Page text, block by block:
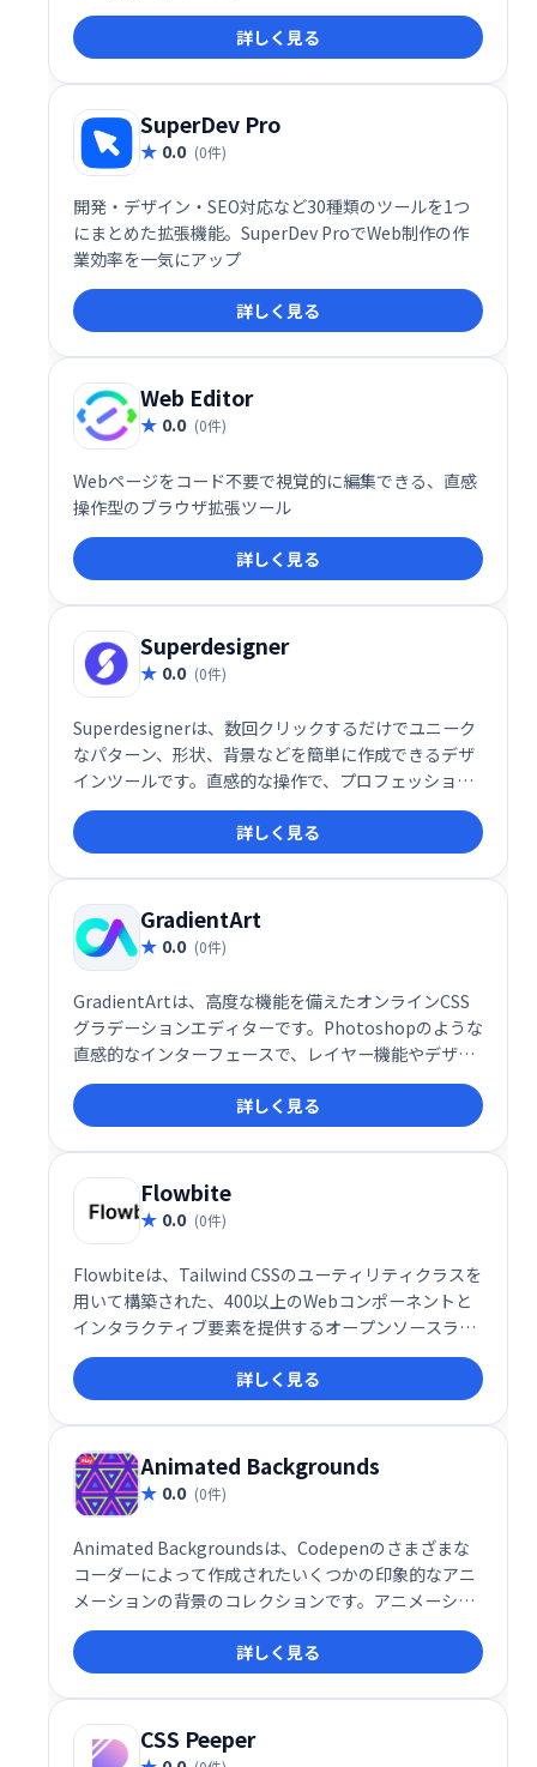
詳しく見る
SuperDev Pro
0.0 (0件)
開発・デザイン・SEO対応など30種類のツールを1つ
にまとめた拡張機能。SuperDev ProでWeb制作の作
業効率を一気にアップ
詳しく見る
Web Editor
0.0 (0件)
Webページをコード不要で視覚的に編集できる、直感
操作型のブラウザ拡張ツール
詳しく見る
Superdesigner
0.0 (0件)
Superdesignerは、数回クリックするだけでユニーク
なパターン、形状、背景などを簡単に作成できるデザ
インツールです。直感的な操作で、プロフェッショナ
ルなデザインを素早く実現。創造性を自由に解き放
ち、デザインの可能性を広げましょう！
詳しく見る
GradientArt
0.0 (0件)
GradientArtは、高度な機能を備えたオンラインCSS
グラデーションエディターです。Photoshopのような
直感的なインターフェースで、レイヤー機能やデザイ
ンツールを利用し、イラスト、パターン、アイコンな
どを簡単に作成できます。無料のクラウドストレージ
も提供。複雑なグラデーションも手軽にデザインで
き、Webデザインやイラスト制作を効率化します。
詳しく見る
Flowbite
0.0 (0件)
Flowbiteは、Tailwind CSSのユーティリティクラスを
用いて構築された、400以上のWebコンポーネントと
インタラクティブ要素を提供するオープンソースライ
ブラリです。豊富なUIコンポーネントにより、迅速か
つ効率的なWeb開発を実現します。すぐに使える高品
質な要素で、開発時間を大幅に削減できます。
詳しく見る
Animated Backgrounds
0.0 (0件)
Animated Backgroundsは、Codepenのさまざまな
コーダーによって作成されたいくつかの印象的なアニ
メーションの背景のコレクションです。アニメーショ
ン背景を使用すると、ウェブサイトやブログにシンプ
ルで美しい背景アニメーションを簡単に設定できま
す。
詳しく見る
CSS Peeper